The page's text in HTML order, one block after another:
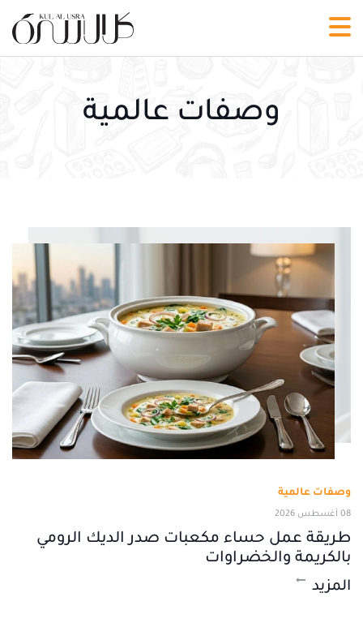
وصفات عالمية
وصفات عالمية
08 أغسطس 2026
طريقة عمل حساء مكعبات صدر الديك الرومي
بالكريمة والخضراوات
المزيد